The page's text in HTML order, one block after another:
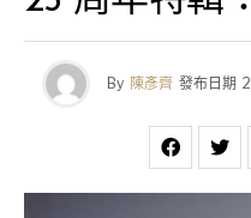
By 陳彥齊 發布日期